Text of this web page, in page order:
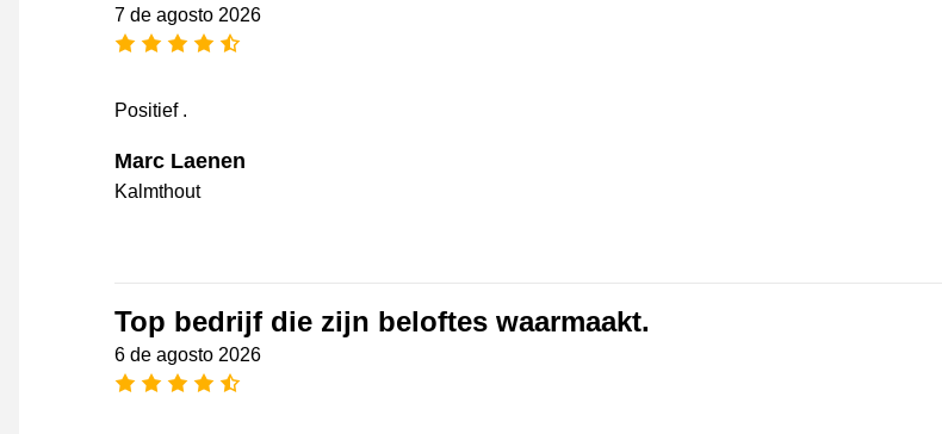
7 de agosto 2026
[_General:NumberOfStarsPluralFormat]
Positief .
Marc Laenen
Kalmthout
Top bedrijf die zijn beloftes waarmaakt.
6 de agosto 2026
[_General:NumberOfStarsPluralFormat]